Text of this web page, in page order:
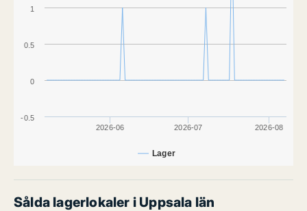
Lager
2026-06 2026-07 2026-08
-0.5
0
0.5
1
Sålda lagerlokaler i Uppsala län